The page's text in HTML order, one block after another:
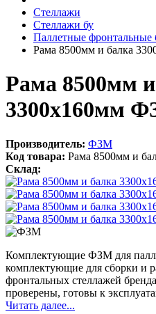
Стеллажи
Стеллажи бу
Паллетные фронтальные
Рама 8500мм и балка
Рама 8500мм
3300х160мм
Производитель: ФЗМ
Код товара: Рама 8500мм и
Склад:
Комплектующие ФЗМ для
комплектующие для сборки и
фронтальных стеллажей
проверены, готовы к
Читать далее...